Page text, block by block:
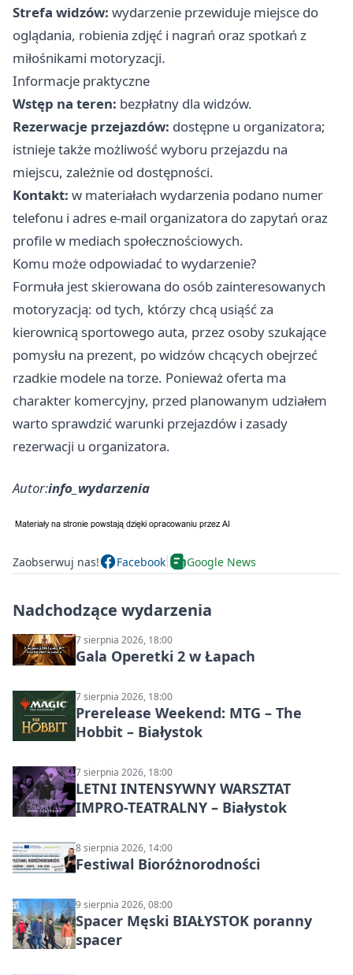
Strefa widzów: wydarzenie przewiduje miejsce do
oglądania, robienia zdjęć i nagrań oraz spotkań z
miłośnikami motoryzacji.
Informacje praktyczne
Wstęp na teren: bezpłatny dla widzów.
Rezerwacje przejazdów: dostępne u organizatora;
istnieje także możliwość wyboru przejazdu na
miejscu, zależnie od dostępności.
Kontakt: w materiałach wydarzenia podano numer
telefonu i adres e‑mail organizatora do zapytań oraz
profile w mediach społecznościowych.
Komu może odpowiadać to wydarzenie?
Formuła jest skierowana do osób zainteresowanych
motoryzacją: od tych, którzy chcą usiąść za
kierownicą sportowego auta, przez osoby szukające
pomysłu na prezent, po widzów chcących obejrzeć
rzadkie modele na torze. Ponieważ oferta ma
charakter komercyjny, przed planowanym udziałem
warto sprawdzić warunki przejazdów i zasady
rezerwacji u organizatora.
Autor:info_wydarzenia
Zaobserwuj nas! Facebook Google News
Nadchodzące wydarzenia
7 sierpnia 2026, 18:00
Gala Operetki 2 w Łapach
7 sierpnia 2026, 18:00
Prerelease Weekend: MTG – The
Hobbit – Białystok
7 sierpnia 2026, 18:00
LETNI INTENSYWNY WARSZTAT
IMPRO-TEATRALNY – Białystok
8 sierpnia 2026, 14:00
Festiwal Bioróżnorodności
9 sierpnia 2026, 08:00
Spacer Męski BIAŁYSTOK poranny
spacer